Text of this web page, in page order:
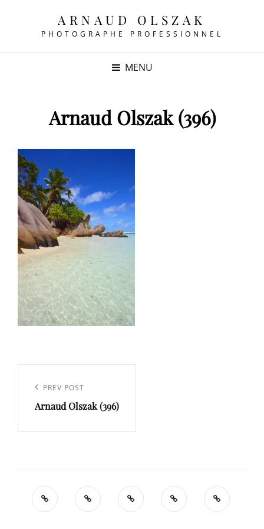
ARNAUD OLSZAK
PHOTOGRAPHE PROFESSIONNEL
MENU
Arnaud Olszak (396)
l’article
Previous
Post
PREV POST
Arnaud Olszak (396)